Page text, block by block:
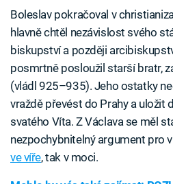
Boleslav pokračoval v
hlavně chtěl nezávislost svého
biskupství a později
posmrtně posloužil starší bratr,
(vládl 925–935). Jeho ostatky
vraždě převést do Prahy a uložit
svatého Víta. Z Václava se měl
nezpochybnitelný argument pro
ve víře, tak v moci.